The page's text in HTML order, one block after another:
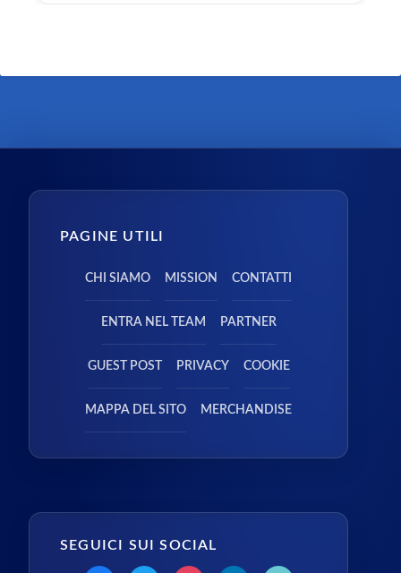
PAGINE UTILI
CHI SIAMO MISSION CONTATTI
ENTRA NEL TEAM PARTNER
GUEST POST PRIVACY COOKIE
MAPPA DEL SITO MERCHANDISE
SEGUICI SUI SOCIAL